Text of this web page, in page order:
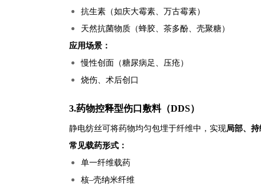
抗生素（如庆大霉素、万古霉素）
天然抗菌物质（蜂胶、茶多酚、壳聚糖）
应用场景：
慢性创面（糖尿病足、压疮）
烧伤、术后创口
3.药物控释型伤口敷料（DDS）
静电纺丝可将药物均匀包埋于纤维中，实现局部、
常见载药形式：
单一纤维载药
核–壳纳米纤维